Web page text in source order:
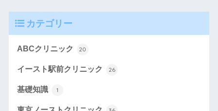
カテゴリー
ABCクリニック 20
イースト駅前クリニック 26
基礎知識 1